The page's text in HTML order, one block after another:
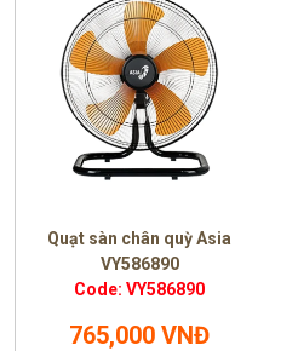
Quạt sàn chân quỳ Asia
VY586890
Code: VY586890
765,000 VNĐ